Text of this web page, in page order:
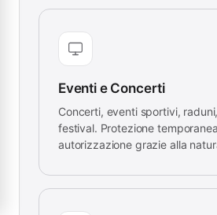
Eventi e Concerti
Concerti, eventi sportivi,
festival. Protezione
autorizzazione grazie alla